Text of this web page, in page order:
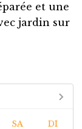
et une
jardin sur
SA DI